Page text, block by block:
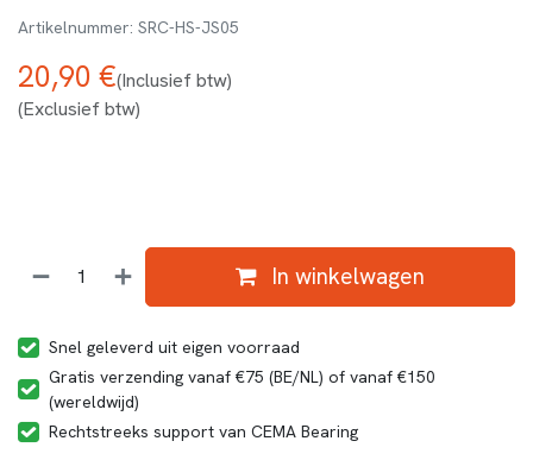
SRC-HS-JS05
20,90 €(Inclusief btw)
(Exclusief btw)
In winkelwagen
Snel geleverd uit eigen voorraad
Gratis verzending vanaf €75 (BE/NL) of vanaf €150
(wereldwijd)
Rechtstreeks support van CEMA Bearing